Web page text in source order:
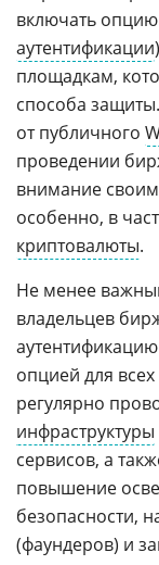
включать опцию
аутентификации
площадкам,
способа
от публичного
проведении
внимание своим
особенно, в
криптовалюты.
Не менее
владельцев
опцией для
регулярно
инфраструктуры
сервисов, а
повышение
безопасности,
(фаундеров) и